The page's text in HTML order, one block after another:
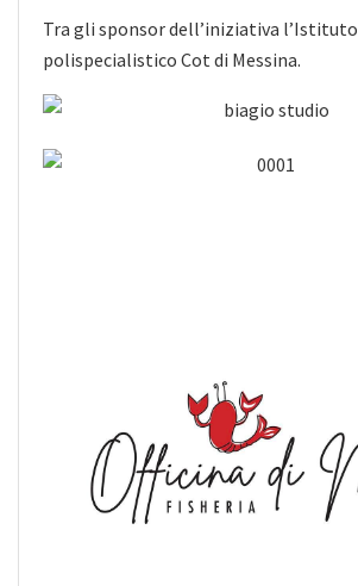
Tra gli sponsor dell’iniziativa l’Istituto
polispecialistico Cot di Messina.